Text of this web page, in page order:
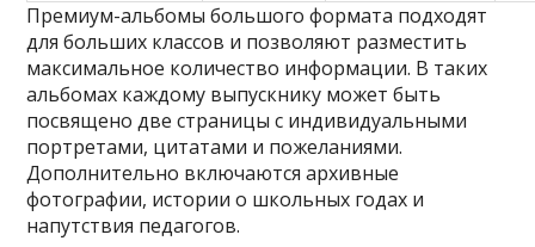
Премиум-альбомы большого формата подходят
для больших классов и позволяют разместить
максимальное количество информации. В таких
альбомах каждому выпускнику может быть
посвящено две страницы с индивидуальными
портретами, цитатами и пожеланиями.
Дополнительно включаются архивные
фотографии, истории о школьных годах и
напутствия педагогов.